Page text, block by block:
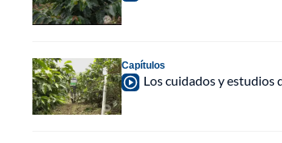
Capítulos
Los cuidados y estudios